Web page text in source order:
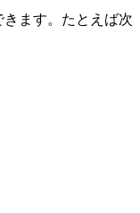
ます。たとえば次